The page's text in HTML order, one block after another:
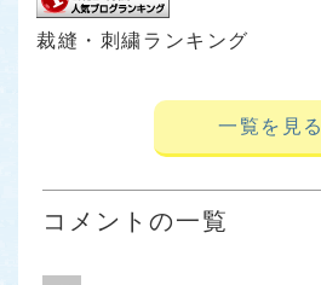
裁縫・刺繍ランキング
一覧を見る
コメントの一覧